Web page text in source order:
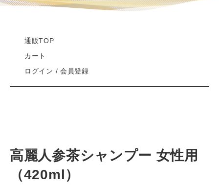
通販TOP
カート
ログイン / 会員登録
高麗人参茶シャンプー 女性用
（420ml）